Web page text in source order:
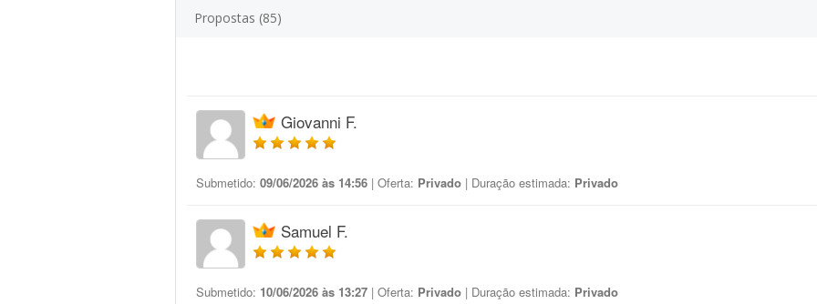
Propostas (85)
Giovanni F.
Submetido: 09/06/2026 às 14:56 | Oferta: Privado | Duração estimada: Privado
Samuel F.
Submetido: 10/06/2026 às 13:27 | Oferta: Privado | Duração estimada: Privado